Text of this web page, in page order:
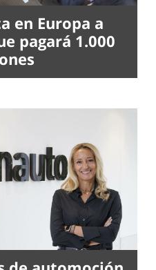
en Europa a
pagará 1.000